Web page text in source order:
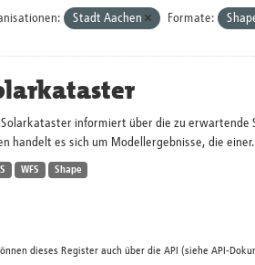
Stadt Aachen Formate:
Solarkataster informiert über die zu erwartende
handelt es sich um Modellergebnisse, die
WFS Shape
dieses Register auch über die API (siehe API-